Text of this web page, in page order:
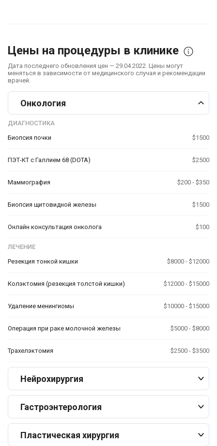
Цены на процедуры в клинике
Дата последнего обновления цен — 29.04.2022. Цены могут
меняться в зависимости от медицинского случая и рекомендации
врачей.
Онкология
ДИАГНОСТИКА
Биопсия почки
$1500
ПЭТ-КТ с Галлием 68 (DOTA) $2500
Маммография $200 - $350
Биопсия щитовидной железы $1500
Онлайн консультация онколога $100
ЛЕЧЕНИЕ
Резекция тонкой кишки
$8000 - $12000
Колэктомия (резекция толстой кишки) $12000 - $15000
Удаление менингиомы $10000 - $15000
Операция при раке молочной железы $5000 - $8000
Трахелэктомия $2500 - $3500
Нейрохирургия
Гастроэнтерология
Пластическая хирургия